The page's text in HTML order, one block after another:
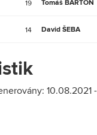
19 Tomáš BARTOŇ
14 David ŠEBA
10.08.2021 -